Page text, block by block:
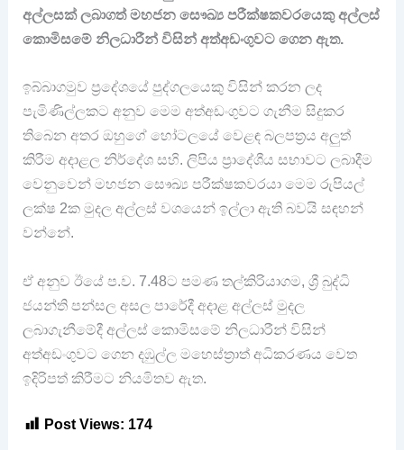
අල්ලසක් ලබාගත් මහජන සෞඛ්‍ය පරීක්ෂකවරයෙකු අල්ලස්
කොමිසමේ නිලධාරීන් විසින් අත්අඩංගුවට ගෙන ඇත.
ඉබ්බාගමුව ප්‍රදේශයේ පුද්ගලයෙකු විසින් කරන ලද
පැමිණිල්ලකට අනුව මෙම අත්අඩංගුවට ගැනීම සිදුකර
තිබෙන අතර ඔහුගේ හෝටලයේ වෙළඳ බලපත්‍රය අලුත්
කිරීම අදාළල නිර්දේශ සහි. ලිපිය ප්‍රාදේශීය සභාවට ලබාදීම
වෙනුවෙන් මහජන සෞඛ්‍ය පරීක්ෂකවරයා මෙම රුපියල්
ලක්ෂ 2ක මුදල අල්ලස් වශයෙන් ඉල්ලා ඇති බවයි සඳහන්
වන්නේ.
ඒ අනුව ඊයේ ප.ව. 7.48ට පමණ තල්කිරියාගම, ශ්‍රී බුද්ධි
ජයන්ති පන්සල අසල පාරේදී අදාළ අල්ලස් මුදල
ලබාගැනීමේදී අල්ලස් කොමිසමේ නිලධාරීන් විසින්
අත්අඩංගුවට ගෙන දඹුල්ල මහෙස්ත්‍රාත් අධිකරණය වෙත
ඉදිරිපත් කිරීමට නියමිතව ඇත.
Post Views: 174